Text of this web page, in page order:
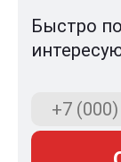
Быстро